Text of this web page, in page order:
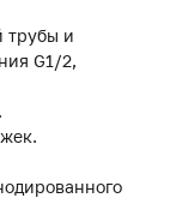
трубы и
G1/2,